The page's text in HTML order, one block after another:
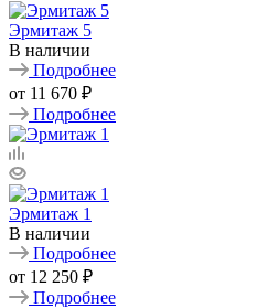
Эрмитаж 5
В наличии
Подробнее
от 11 670 ₽
Подробнее
Эрмитаж 1
В наличии
Подробнее
от 12 250 ₽
Подробнее